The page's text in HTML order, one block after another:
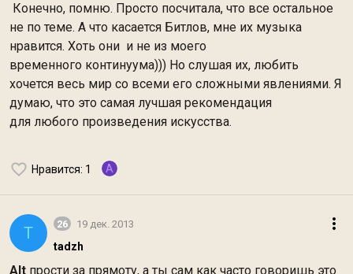
Конечно, помню. Просто посчитала, что все остальное
не по теме. А что касается Битлов, мне их музыка
нравится. Хоть они и не из моего
временного континуума))) Но слушая их, любить
хочется весь мир со всеми его сложными явлениями. Я
думаю, что это самая лучшая рекомендация
для любого произведения искусства.
Нравится: 1 A
T 26 19 дек. 2013
tadzh
Alt прости за прямоту, а ты сам как часто говоришь это